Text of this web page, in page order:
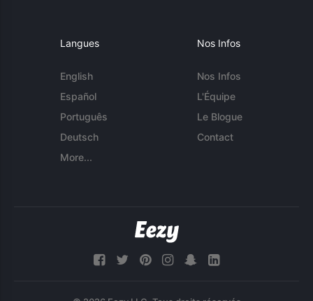
Langues
English
Español
Português
Deutsch
More...
Nos Infos
Nos Infos
L'Équipe
Le Blogue
Contact